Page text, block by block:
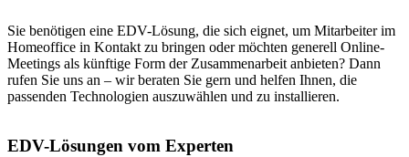
Sie benötigen eine EDV-Lösung, die sich eignet, um Mitarbeiter im
Homeoffice in Kontakt zu bringen oder möchten generell Online-
Meetings als künftige Form der Zusammenarbeit anbieten? Dann
rufen Sie uns an – wir beraten Sie gern und helfen Ihnen, die
passenden Technologien auszuwählen und zu installieren.
EDV-Lösungen vom Experten